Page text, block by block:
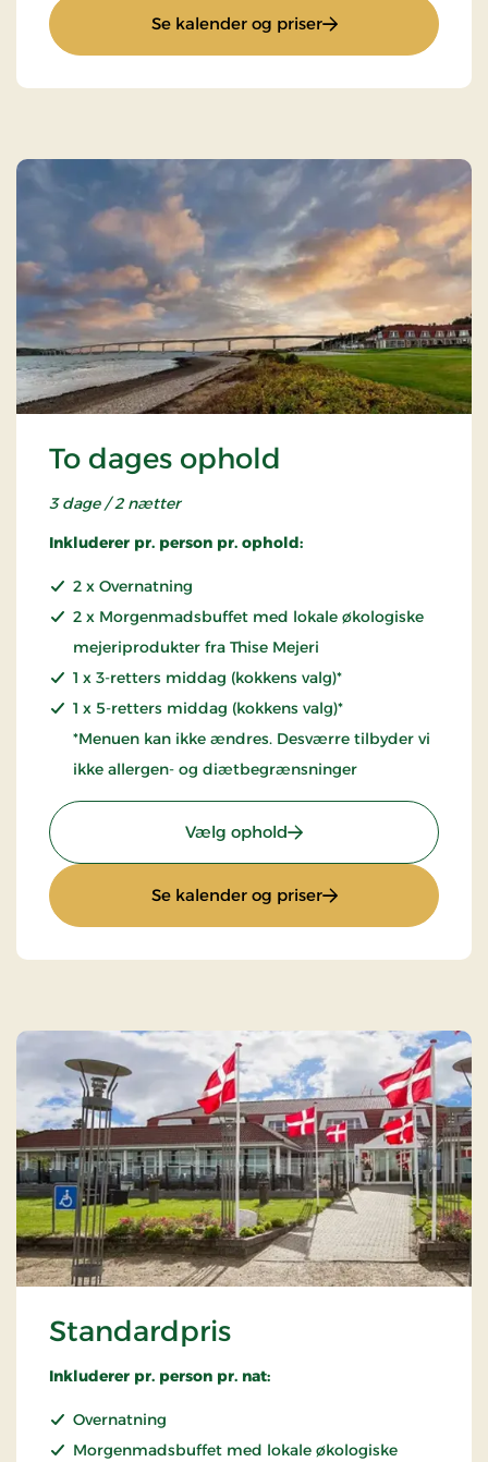
Se kalender og priser: All inclusive ophold
To dages ophold
3 dage / 2 nætter
Inkluderer pr. person pr. ophold:
2 x Overnatning
2 x Morgenmadsbuffet med lokale økologiske
mejeriprodukter fra Thise Mejeri
1 x 3-retters middag (kokkens valg)*
1 x 5-retters middag (kokkens valg)*
*Menuen kan ikke ændres. Desværre tilbyder vi
ikke allergen- og diætbegrænsninger
Vælg ophold: To dages ophold
Se kalender og priser: To dages ophold
Standardpris
Inkluderer pr. person pr. nat:
Overnatning
Morgenmadsbuffet med lokale økologiske